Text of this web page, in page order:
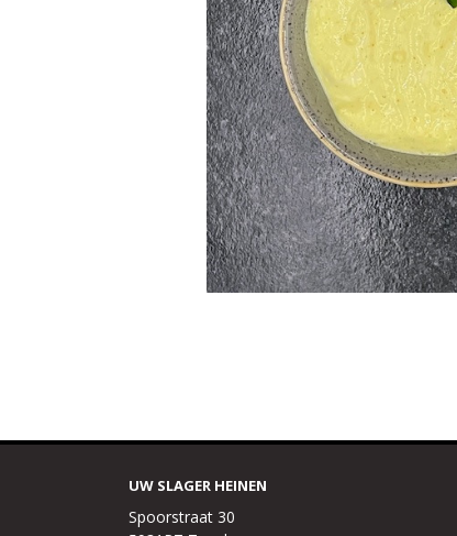
UW SLAGER HEINEN
Spoorstraat 30